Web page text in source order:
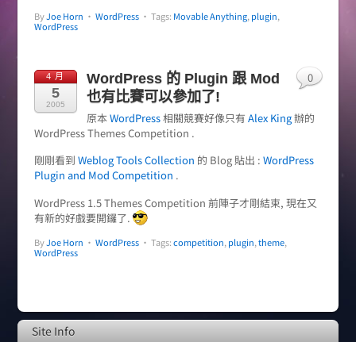
ByJoe Horn • WordPress • Tags: Movable Anything,plugin,
WordPress
4 月
5
2005
WordPress 的 Plugin 跟 Mod
也有比賽可以參加了!
原本WordPress相關競賽好像只有 Alex King辦的
WordPress Themes Competition .
剛剛看到 Weblog Tools Collection 的 Blog 貼出 : WordPress
Plugin and Mod Competition .
WordPress 1.5 Themes Competition 前陣子才剛結束, 現在又
有新的好戲要開鑼了.
ByJoe Horn • WordPress
0
• Tags:competition,plugin,theme,
WordPress
Site Info